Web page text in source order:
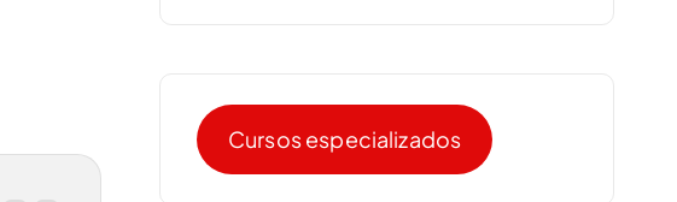
Cursos especializados